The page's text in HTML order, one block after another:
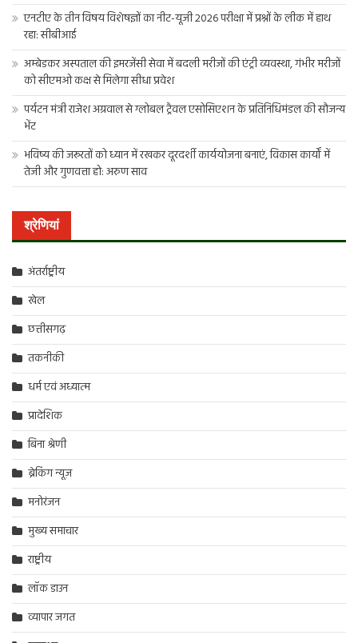
एनटीए के तीन विषय विशेषज्ञों का नीट-यूजी 2026 परीक्षा में प्रश्नों के लीक में हाथ
रहा: सीबीआई
अम्बेडकर अस्पताल की इमरजेंसी सेवा में बदली मरीजों की एंट्री व्यवस्था, गंभीर मरीजों
को सीएमओ कक्ष से मिलेगा सीधा प्रवेश
पर्यटन मंत्री राजेश अग्रवाल से ग्लोबल ट्रैवल एसोसिएशन के प्रतिनिधिमंडल की सौजन्य
भेंट
भविष्य की जरूरतों को ध्यान में रखकर दूरदर्शी कार्ययोजना बनाएं, विकास कार्यों में
तेजी और गुणवत्ता हो: अरुण साव
श्रेणियां
अंतर्राष्ट्रीय
खेल
छत्तीसगढ़
तकनीकी
धर्म एवं अध्यात्म
प्रादेशिक
बिना श्रेणी
ब्रेकिंग न्यूज़
मनोरंजन
मुख्य समाचार
राष्ट्रीय
लॉक डाउन
व्यापार जगत